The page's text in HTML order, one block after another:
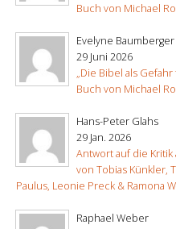
Buch von Michael
Evelyne Baumberger
29 Juni 2026
„Die Bibel als
Buch von Michael
Hans-Peter Glahs
29 Jan. 2026
Antwort auf die
von Tobias Künkler,
Paulus, Leonie Preck & Ramona
Raphael Weber